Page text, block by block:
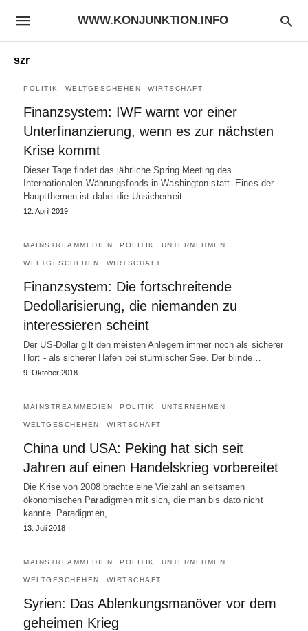
WWW.KONJUNKTION.INFO
szr
POLITIK WELTGESCHEHEN WIRTSCHAFT
Finanzsystem: IWF warnt vor einer
Unterfinanzierung, wenn es zur nächsten
Krise kommt
Dieser Tage findet das jährliche Spring Meeting des
Internationalen Währungsfonds in Washington statt. Eines der
Hauptthemen ist dabei die Unsicherheit…
12. April 2019
MAINSTREAMMEDIEN POLITIK UNTERNEHMEN
WELTGESCHEHEN WIRTSCHAFT
Finanzsystem: Die fortschreitende
Dedollarisierung, die niemanden zu
interessieren scheint
Der US-Dollar gilt den meisten Anlegern immer noch als sicherer
Hort - als sicherer Hafen bei stürmischer See. Der blinde…
9. Oktober 2018
MAINSTREAMMEDIEN POLITIK UNTERNEHMEN
WELTGESCHEHEN WIRTSCHAFT
China und USA: Peking hat sich seit
Jahren auf einen Handelskrieg vorbereitet
Die Krise von 2008 brachte eine Vielzahl an seltsamen
ökonomischen Paradigmen mit sich, die man bis dato nicht
kannte. Paradigmen,…
13. Juli 2018
MAINSTREAMMEDIEN POLITIK UNTERNEHMEN
WELTGESCHEHEN WIRTSCHAFT
Syrien: Das Ablenkungsmanöver vor dem
geheimen Krieg